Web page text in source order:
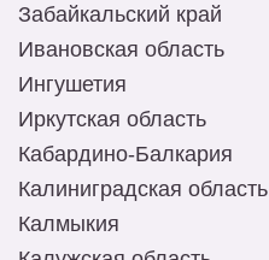
Забайкальский край
Ивановская область
Ингушетия
Иркутская область
Кабардино-Балкария
Калиниградская область
Калмыкия